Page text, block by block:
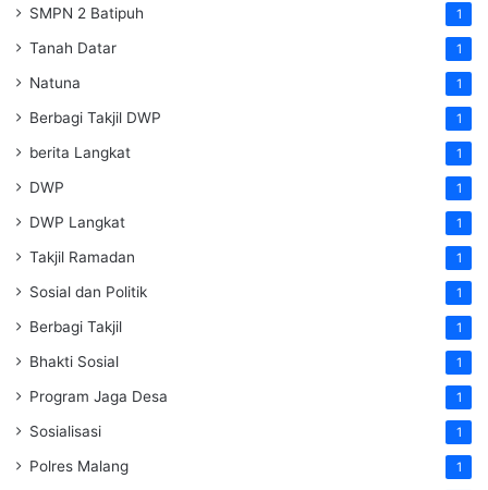
SMPN 2 Batipuh 1
Tanah Datar 1
Natuna 1
Berbagi Takjil DWP 1
berita Langkat 1
DWP 1
DWP Langkat 1
Takjil Ramadan 1
Sosial dan Politik 1
Berbagi Takjil 1
Bhakti Sosial 1
Program Jaga Desa 1
Sosialisasi 1
Polres Malang 1